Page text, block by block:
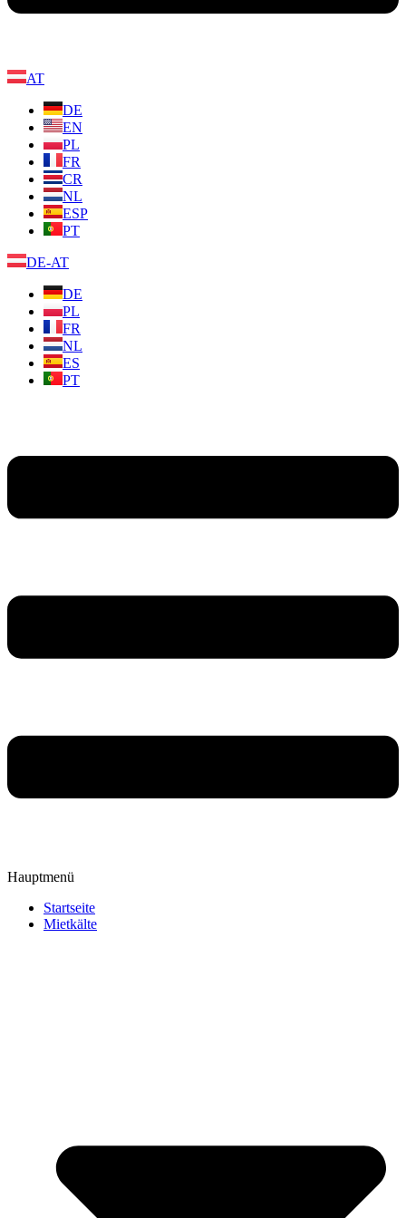
AT
DE
EN
PL
FR
CR
NL
ESP
PT
DE-AT
DE
PL
FR
NL
ES
PT
Hauptmenü
Startseite
Mietkälte